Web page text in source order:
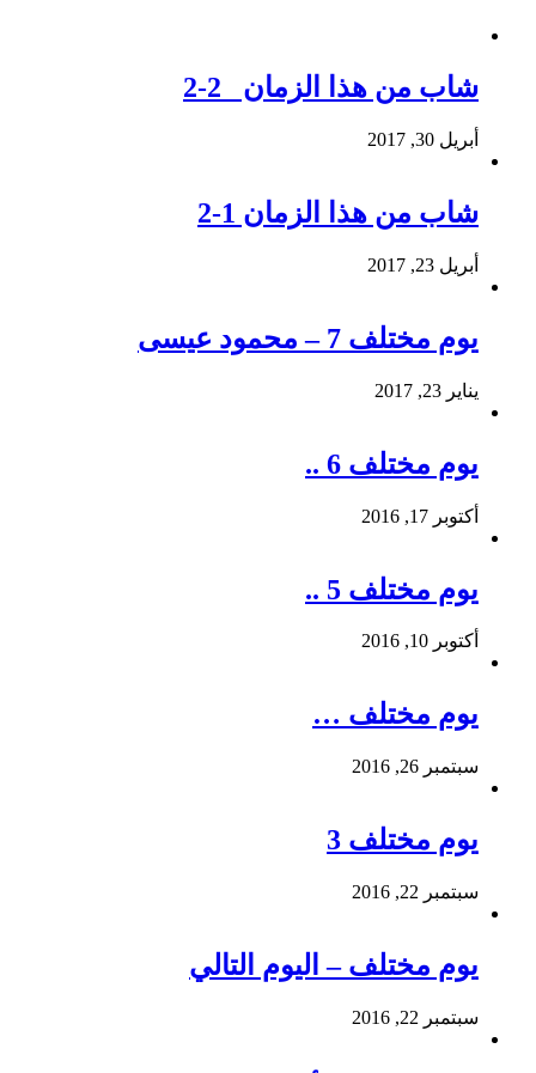
شاب من هذا الزمان 2-2
أبريل 30, 2017
شاب من هذا الزمان 1-2
أبريل 23, 2017
يوم مختلف 7 – محمود عيسى
يناير 23, 2017
يوم مختلف 6 ..
أكتوبر 17, 2016
يوم مختلف 5 ..
أكتوبر 10, 2016
يوم مختلف …
سبتمبر 26, 2016
يوم مختلف 3
سبتمبر 22, 2016
يوم مختلف – اليوم التالي
سبتمبر 22, 2016